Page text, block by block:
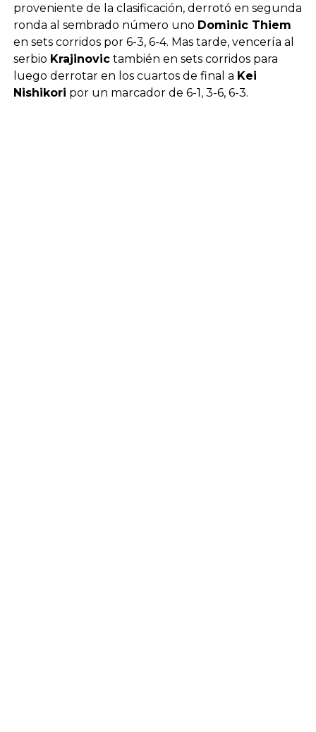
proveniente de la clasificación, derrotó en segunda
ronda al sembrado número uno Dominic Thiem
en sets corridos por 6-3, 6-4. Mas tarde, vencería al
serbio Krajinovictambién en sets corridos para
luego derrotar en los cuartos de final a Kei
Nishikori por un marcador de 6-1, 3-6, 6-3.